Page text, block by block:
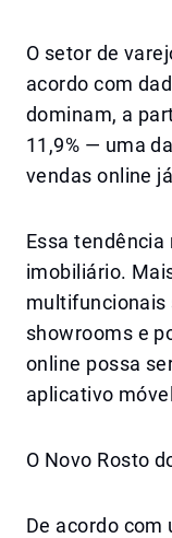
O setor de
acordo com
dominam, a
11,9% — uma
vendas online
Essa
imobiliário.
multifuncionais
showrooms e
online possa
aplicativo
O Novo Rosto
De acordo com